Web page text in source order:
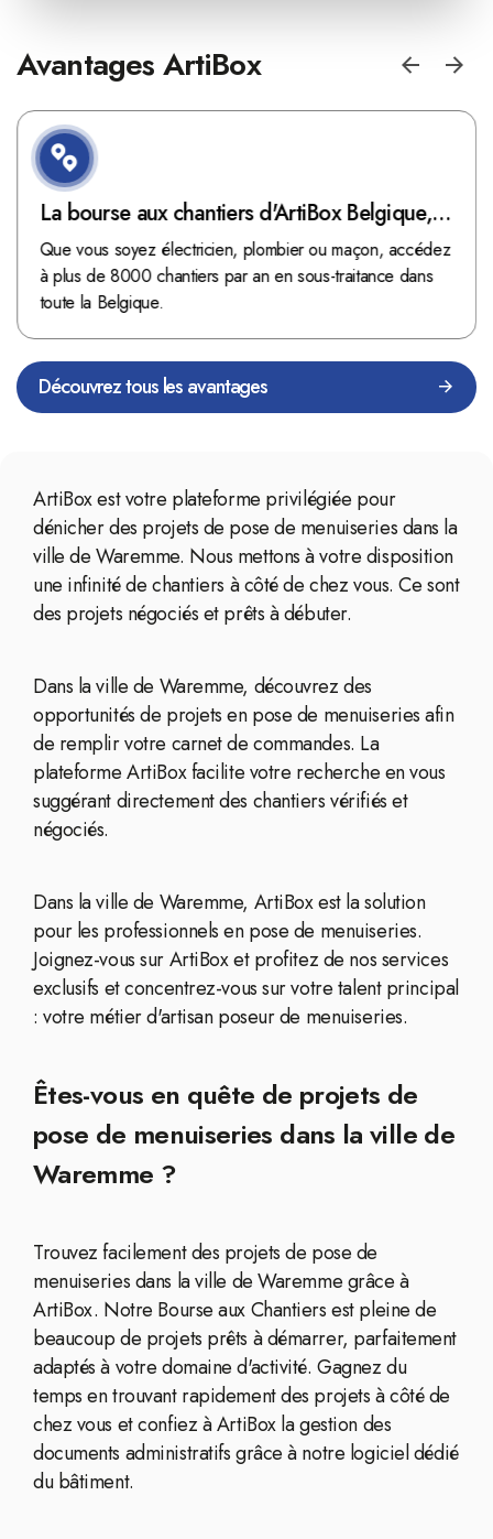
Avantages ArtiBox
La bourse aux chantiers d'ArtiBox Belgique,
véritable mine d'or !
Que vous soyez électricien, plombier ou maçon, accédez
à plus de 8000 chantiers par an en sous-traitance dans
toute la Belgique.
Découvrez tous les avantages
ArtiBox est votre plateforme privilégiée pour
dénicher des projets de pose de menuiseries dans la
ville de Waremme. Nous mettons à votre disposition
une infinité de chantiers à côté de chez vous. Ce sont
des projets négociés et prêts à débuter.
Dans la ville de Waremme, découvrez des
opportunités de projets en pose de menuiseries afin
de remplir votre carnet de commandes. La
plateforme ArtiBox facilite votre recherche en vous
suggérant directement des chantiers vérifiés et
négociés.
Dans la ville de Waremme, ArtiBox est la solution
pour les professionnels en pose de menuiseries.
Joignez-vous sur ArtiBox et profitez de nos services
exclusifs et concentrez-vous sur votre talent principal
: votre métier d'artisan poseur de menuiseries.
Êtes-vous en quête de projets de
pose de menuiseries dans la ville de
Waremme ?
Trouvez facilement des projets de pose de
menuiseries dans la ville de Waremme grâce à
ArtiBox. Notre Bourse aux Chantiers est pleine de
beaucoup de projets prêts à démarrer, parfaitement
adaptés à votre domaine d'activité. Gagnez du
temps en trouvant rapidement des projets à côté de
chez vous et confiez à ArtiBox la gestion des
documents administratifs grâce à notre logiciel dédié
du bâtiment.